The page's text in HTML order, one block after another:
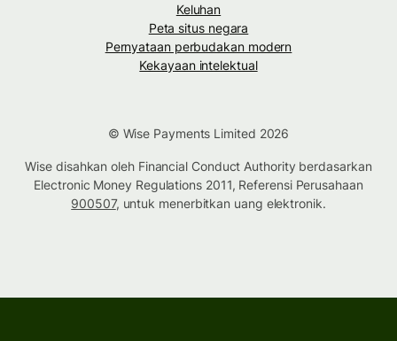
Keluhan
Peta situs negara
Pernyataan perbudakan modern
Kekayaan intelektual
© Wise Payments Limited 2026
Wise disahkan oleh Financial Conduct Authority berdasarkan
Electronic Money Regulations 2011, Referensi Perusahaan
900507, untuk menerbitkan uang elektronik.